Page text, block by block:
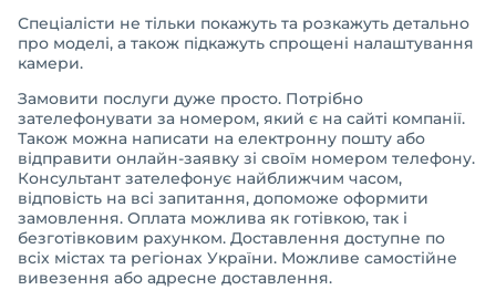
Спеціалісти не тільки покажуть та розкажуть детально
про моделі, а також підкажуть спрощені налаштування
камери.
Замовити послуги дуже просто. Потрібно
зателефонувати за номером, який є на сайті компанії.
Також можна написати на електронну пошту або
відправити онлайн-заявку зі своїм номером телефону.
Консультант зателефонує найближчим часом,
відповість на всі запитання, допоможе оформити
замовлення. Оплата можлива як готівкою, так і
безготівковим рахунком. Доставлення доступне по
всіх містах та регіонах України. Можливе самостійне
вивезення або адресне доставлення.